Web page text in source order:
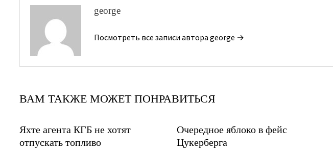
george
Посмотреть все записи автора george →
ВАМ ТАКЖЕ МОЖЕТ ПОНРАВИТЬСЯ
Яхте агента КГБ не хотят
отпускать топливо
Очередное яблоко в фейс
Цукерберга